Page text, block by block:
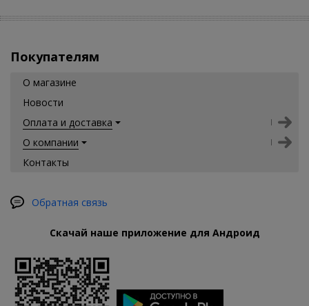
Покупателям
О магазине
Новости
Оплата и доставка
О компании
Контакты
Обратная связь
Скачай наше приложение для Андроид